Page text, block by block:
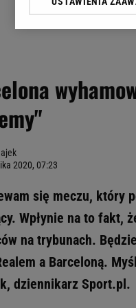
2020, 07:23
się meczu, który
Wpłynie na to fakt,
na trybunach.
a Barceloną.
dziennikarz Sport.pl.
Klikając „Akceptuję”
Zaufanych Partnerów i
My, nasi Zaufani
Użycie dokładnych
Przechowywanie